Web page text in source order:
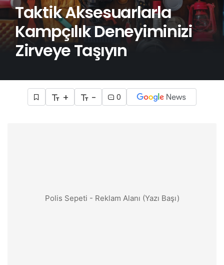
Taktik Aksesuarlarla
Kampçılık Deneyiminizi
Zirveye Taşıyın
+ - 0
Polis Sepeti - Reklam Alanı (Yazı Başı)